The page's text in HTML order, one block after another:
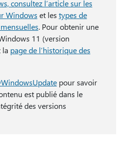
consultez l’article sur les
Windows et les types de
. Pour obtenir une
11 (version
la page de l’historique des
pour savoir
est publié dans le
des versions